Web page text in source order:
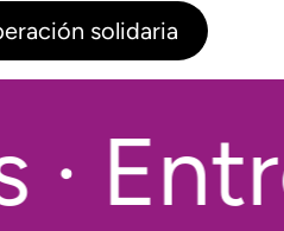
solidaria